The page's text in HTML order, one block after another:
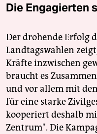
Die Engagierten
Der drohende Erfolg
Landtagswahlen
Kräfte inzwischen
braucht es
und vor allem mit
für eine starke
kooperiert deshalb
Zentrum". Die